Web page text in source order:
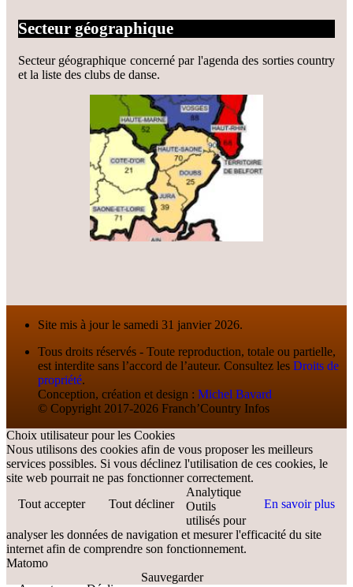
Secteur géographique
Secteur géographique concerné par l'agenda des sorties country
et la liste des clubs de danse.
Site mis à jour le samedi 31 janvier 2026.
Tous droits réservés - Toute reproduction, totale ou partielle,
est interdite sans l’accord de l’auteur. Consultez les Droits de
propriété.
Conception, création et design : Michel Bavard
© Copyright 2017-2026 Franch’Country Infos
Choix utilisateur pour les Cookies
Nous utilisons des cookies afin de vous proposer les meilleurs
services possibles. Si vous déclinez l'utilisation de ces cookies, le
site web pourrait ne pas fonctionner correctement.
Tout accepter
Tout décliner En savoir plus
Analytique
Outils
utilisés pour
analyser les données de navigation et mesurer l'efficacité du site
internet afin de comprendre son fonctionnement.
Matomo
Sauvegarder